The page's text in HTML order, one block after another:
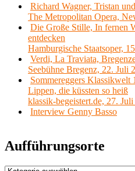
Richard Wagner, Tristan
The Metropolitan Opera,
Die Große Stille, In fernen
entdecken
Hamburgische Staatsoper,
Verdi, La Traviata,
Seebühne Bregenz, 22. Juli
Sommereggers
Lippen, die küssten so heiß
klassik-begeistert.de, 27.
Interview Genny Basso
Aufführungsorte